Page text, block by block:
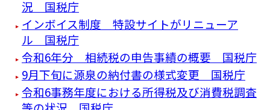
況 国税庁
インボイス制度 特設サイトがリニューア
ル 国税庁
令和6年分 相続税の申告事績の概要 国税庁
9月下旬に源泉の納付書の様式変更 国税庁
令和6事務年度における所得税及び消費税調査